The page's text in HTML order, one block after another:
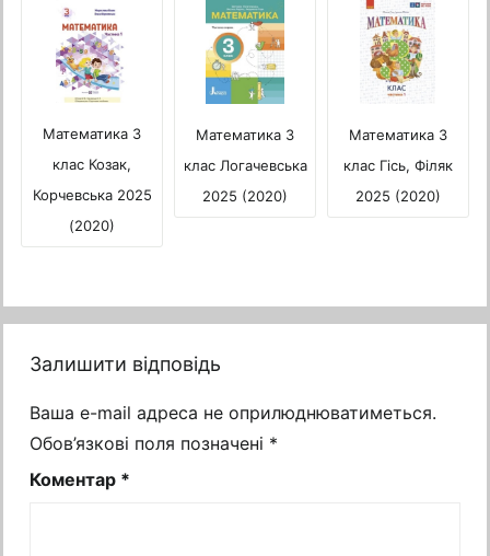
Математика 3
клас Козак,
Корчевська 2025
(2020)
Математика 3
клас Логачевська
2025 (2020)
Математика 3
клас Гісь, Філяк
2025 (2020)
Залишити відповідь
Ваша e-mail адреса не оприлюднюватиметься.
Обов’язкові поля позначені *
Коментар *